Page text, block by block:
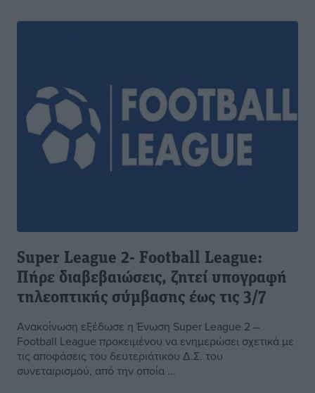
Super League 2- Football League:
Πήρε διαβεβαιώσεις, ζητεί υπογραφή
τηλεοπτικής σύμβασης έως τις 3/7
Ανακοίνωση εξέδωσε η Ένωση Super League 2 –
Football League προκειμένου να ενημερώσει σχετικά με
τις αποφάσεις του δευτεριάτικου Δ.Σ. του
συνεταιρισμού, από την οποία ...